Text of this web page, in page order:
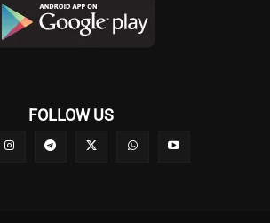
FOLLOW US